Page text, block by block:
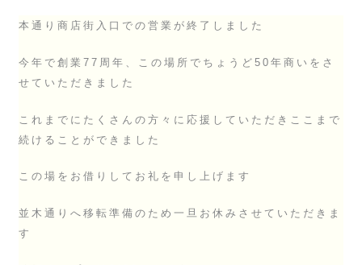
本通り商店街入口での営業が終了しました
今年で創業77周年、この場所でちょうど50年商いをさ
せていただきました
これまでにたくさんの方々に応援していただきここまで
続けることができました
この場をお借りしてお礼を申し上げます
並木通りへ移転準備のため一旦お休みさせていただきま
す